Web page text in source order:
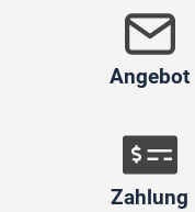
Angebot
Zahlung